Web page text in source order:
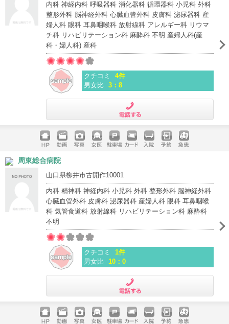
内科 神経内科 呼吸器科 消化器科 循環器科 小児科 外科
整形外科 脳神経外科 心臓血管外科 皮膚科 泌尿器科 産
婦人科 眼科 耳鼻咽喉科 放射線科 アレルギー科 リウマ
チ科 リハビリテーション科 麻酔科 不明 産婦人科(産
科・婦人科) 産科
クチコミ
4件
男女比 3：8
ホームペ
ージ
動画 写真 女医 駐車場
クレジッ
入院 予約 急患
周東総合病院
山口県柳井市古開作10001
内科 精神科 神経内科 小児科 外科 整形外科 脳神経外科
心臓血管外科 皮膚科 泌尿器科 産婦人科 眼科 耳鼻咽喉
科 気管食道科 放射線科 リハビリテーション科 麻酔科
不明
クチコミ
1件
男女比 10：0